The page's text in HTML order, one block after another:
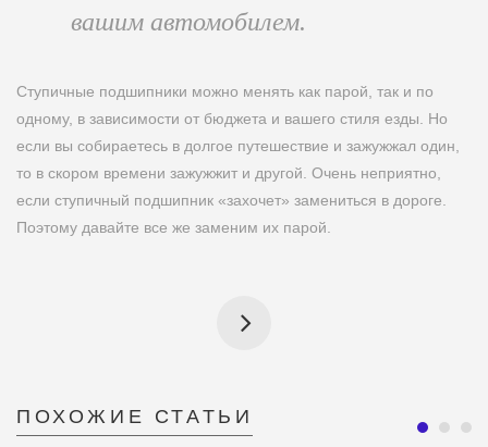
вашим автомобилем.
Ступичные подшипники можно менять как парой, так и по
одному, в зависимости от бюджета и вашего стиля езды. Но
если вы собираетесь в долгое путешествие и зажужжал один,
то в скором времени зажужжит и другой. Очень неприятно,
если ступичный подшипник «захочет» замениться в дороге.
Поэтому давайте все же заменим их парой.
ПОХОЖИЕ СТАТЬИ